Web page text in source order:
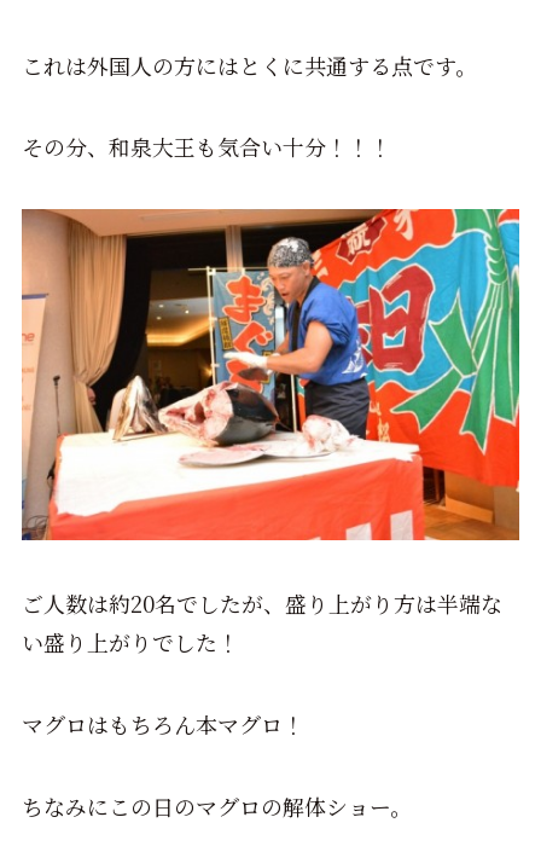
これは外国人の方にはとくに共通する点です。
その分、和泉大王も気合い十分！！！
ご人数は約20名でしたが、盛り上がり方は半端な
い盛り上がりでした！
マグロはもちろん本マグロ！
ちなみにこの日のマグロの解体ショー。